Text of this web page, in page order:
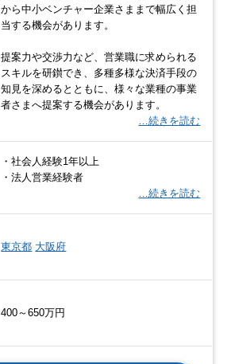
から中小ベンチャー企業さままで幅広く担
当する機会があります。
提案力や交渉力など、営業職に求められる
スキルを研鑚でき、多種多様な決済手段の
知見を深めるとともに、様々な業種の事業
者さまへ提案する機会があります。
…続きを読む
・社会人経験1年以上
・法人営業経験者
…続きを読む
東京都 大阪府
400～650万円